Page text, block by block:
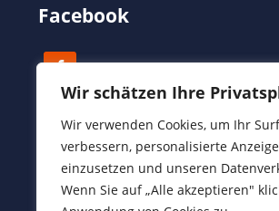
Wir schätzen Ihre
Wir verwenden Cookies, um Ihr
verbessern, personalisierte
einzusetzen und unseren
Wenn Sie auf „Alle akzeptieren"
Facebook